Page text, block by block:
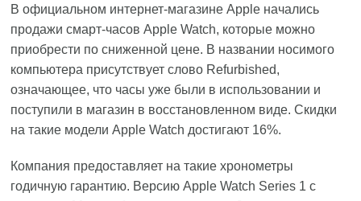
В официальном интернет-магазине Apple начались
продажи смарт-часов Apple Watch, которые можно
приобрести по сниженной цене. В названии носимого
компьютера присутствует слово Refurbished,
означающее, что часы уже были в использовании и
поступили в магазин в восстановленном виде. Скидки
на такие модели Apple Watch достигают 16%.
Компания предоставляет на такие хронометры
годичную гарантию. Версию Apple Watch Series 1 с